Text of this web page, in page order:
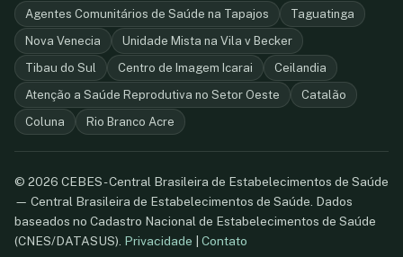
Agentes Comunitários de Saúde na Tapajos
Taguatinga
Nova Venecia
Unidade Mista na Vila v Becker
Tibau do Sul
Centro de Imagem Icarai
Ceilandia
Atenção a Saúde Reprodutiva no Setor Oeste
Catalão
Coluna
Rio Branco Acre
© 2026 CEBES - Central Brasileira de Estabelecimentos de Saúde
— Central Brasileira de Estabelecimentos de Saúde. Dados
baseados no Cadastro Nacional de Estabelecimentos de Saúde
(CNES/DATASUS). Privacidade | Contato